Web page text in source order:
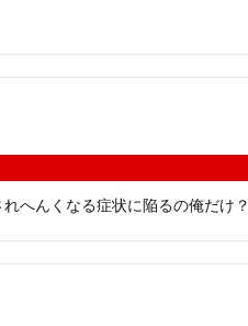
へんくなる症状に陥るの俺だけ？